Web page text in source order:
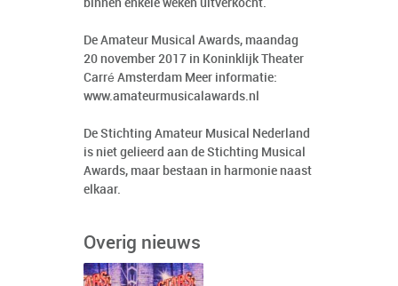
binnen enkele weken uitverkocht.
De Amateur Musical Awards, maandag
20 november 2017 in Koninklijk Theater
Carré Amsterdam Meer informatie:
www.amateurmusicalawards.nl
De Stichting Amateur Musical Nederland
is niet gelieerd aan de Stichting Musical
Awards, maar bestaan in harmonie naast
elkaar.
Overig nieuws